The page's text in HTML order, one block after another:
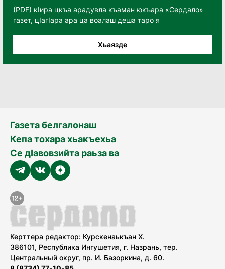
(PDF) кӀира цкъа арадувла къаман юкъара «Сердало»
газет, цӀагӀара ара ца воалаш деша таро я
Хьаязде
Газета белгалонаш
Кепа тохара хьакъехьа
Се дӀавовзийта раьза ва
Керттера редактор: Курскенаькъан Х.
386101, Республика Ингушетия, г. Назрань, тер.
Центральный округ, пр. И. Базоркина, д. 60.